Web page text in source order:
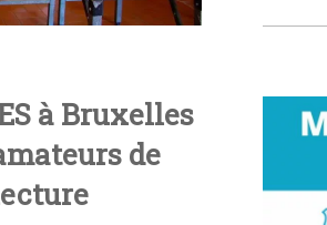
à Bruxelles
de